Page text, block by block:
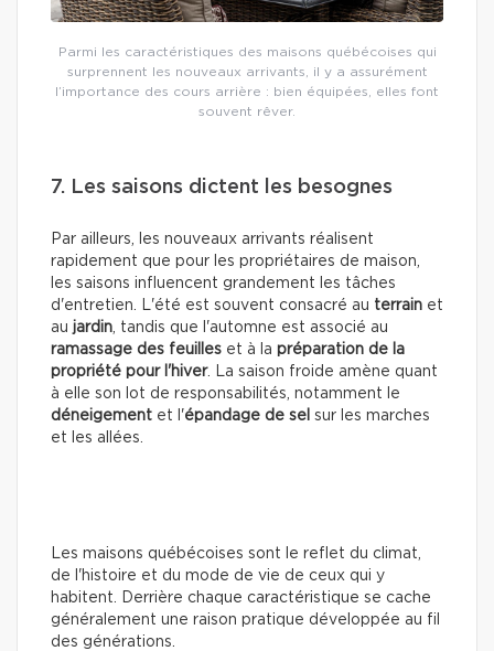
Parmi les caractéristiques des maisons québécoises qui
surprennent les nouveaux arrivants, il y a assurément
l’importance des cours arrière : bien équipées, elles font
souvent rêver.
7. Les saisons dictent les besognes
Par ailleurs, les nouveaux arrivants réalisent
rapidement que pour les propriétaires de maison,
les saisons influencent grandement les tâches
d'entretien. L'été est souvent consacré au terrain et
au jardin, tandis que l'automne est associé au
ramassage des feuilles et à la préparation de la
propriété pour l'hiver. La saison froide amène quant
à elle son lot de responsabilités, notamment le
déneigement et l'épandage de sel sur les marches
et les allées.
Les maisons québécoises sont le reflet du climat,
de l'histoire et du mode de vie de ceux qui y
habitent. Derrière chaque caractéristique se cache
généralement une raison pratique développée au fil
des générations.